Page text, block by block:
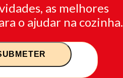
as melhores
o ajudar na cozinha.